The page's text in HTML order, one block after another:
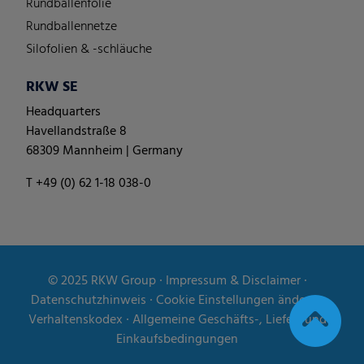
Rundballenfolie
Rundballennetze
Silofolien & -schläuche
RKW SE
Headquarters
Havellandstraße 8
68309 Mannheim | Germany
T +49 (0) 62 1-18 038-0
© 2025RKW Group∙ Impressum & Disclaimer∙
Datenschutzhinweis ∙Cookie Einstellungen ändern∙
Verhaltenskodex ∙Allgemeine Geschäfts-, Liefer- und
Einkaufsbedingungen